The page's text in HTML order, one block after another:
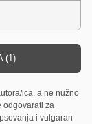
(1)
ica, a ne nužno
odgovarati za
i vulgaran